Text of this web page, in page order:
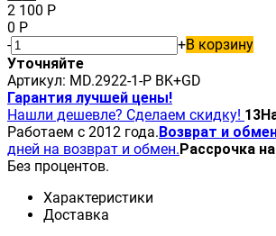
2 100 Р
0 Р
-
+В корзину
Уточняйте
Артикул: MD.2922-1-P BK+GD
Гарантия лучшей цены!
Нашли дешевле? Сделаем скидку! 13
Работаем с 2012 года.Возврат и
дней на возврат и обмен.Рассрочка
Без процентов.
Характеристики
Доставка